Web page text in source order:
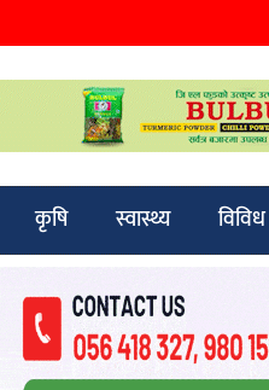
कृषि स्वास्थ्य विविध